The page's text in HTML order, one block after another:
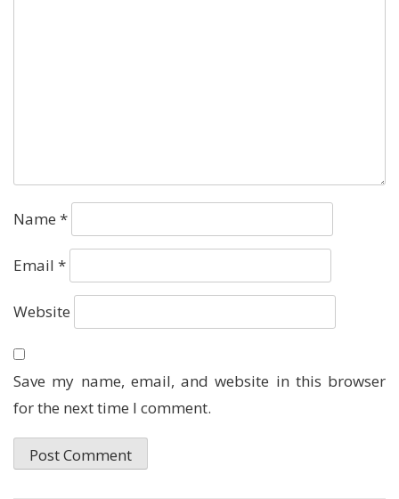
Name *
Email *
Website
Save my name, email, and website in this browser
for the next time I comment.